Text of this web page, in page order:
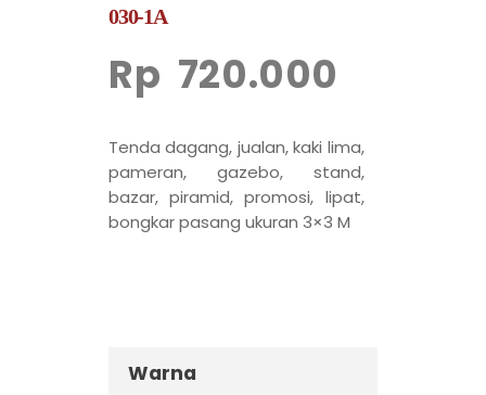
030-1A
Rp 720.000
Tenda dagang, jualan, kaki lima,
pameran, gazebo, stand,
bazar, piramid, promosi, lipat,
bongkar pasang ukuran 3×3 M
Warna